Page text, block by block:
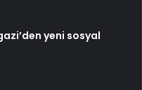
yeni sosyal